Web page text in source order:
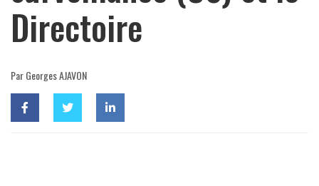
Directoire
Par Georges AJAVON